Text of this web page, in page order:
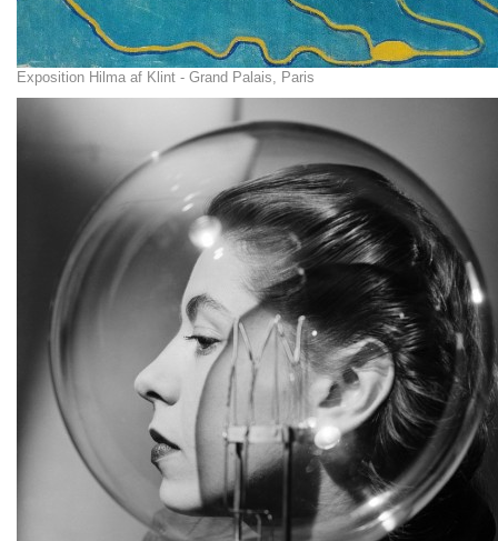
Exposition Hilma af Klint - Grand Palais, Paris